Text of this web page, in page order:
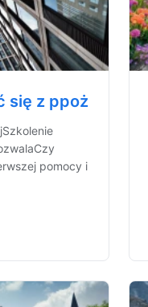
się z ppoż
pomocy i